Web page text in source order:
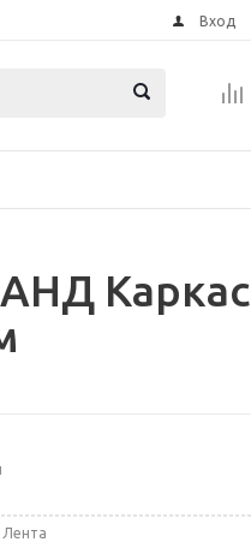
Вход
Каркас
Лента